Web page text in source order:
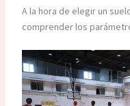
A la hora de elegir un
comprender los